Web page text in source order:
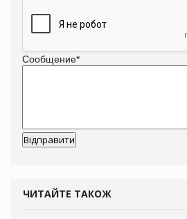
Сообщение*
ЧИТАЙТЕ ТАКОЖ